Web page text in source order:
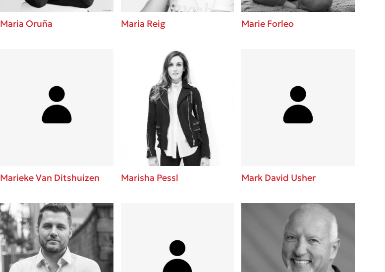
Maria Oruña Maria Reig Marie Forleo
Marieke Van Ditshuizen Marisha Pessl Mark David Usher